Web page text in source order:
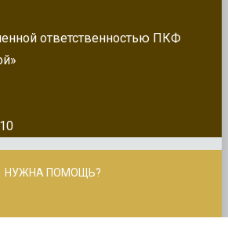
ответственностью ПКФ
НУЖНА ПОМОЩЬ?